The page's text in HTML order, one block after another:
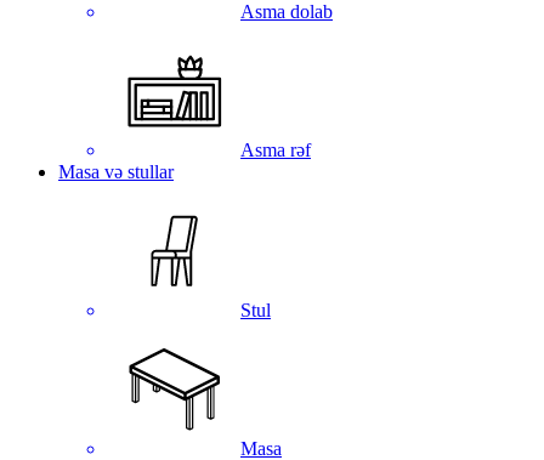
Asma dolab
Asma rəf
Masa və stullar
Stul
Masa